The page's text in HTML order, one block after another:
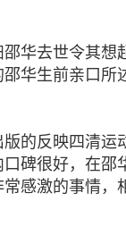
华去世令其想
华生前亲口所
的反映四清运
碑很好，在邵
感激的事情，